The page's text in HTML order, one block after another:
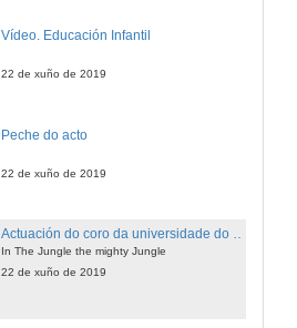
Vídeo. Educación Infantil
22 de xuño de 2019
Peche do acto
22 de xuño de 2019
Actuación do coro da universidade do campus de Ourense
In The Jungle the mighty Jungle
22 de xuño de 2019